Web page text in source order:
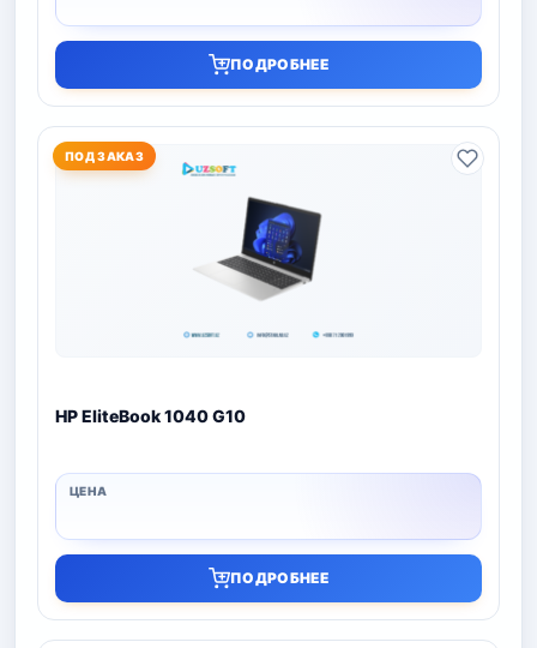
ПОДРОБНЕЕ
ПОД ЗАКАЗ
HP EliteBook 1040 G10
ПОДРОБНЕЕ